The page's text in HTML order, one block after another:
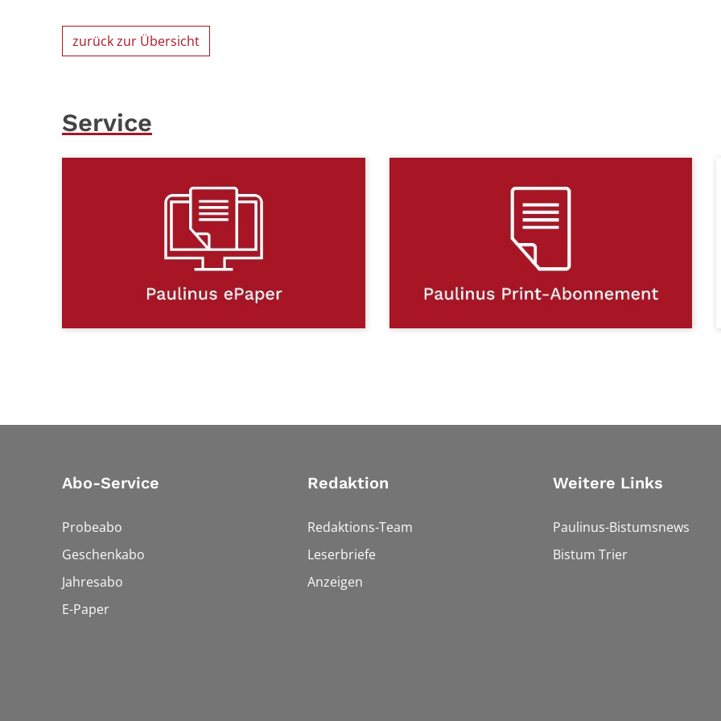
zurück zur Übersicht
Service
Abo-Service
Probeabo
Geschenkabo
Jahresabo
E-Paper
Redaktion
Redaktions-Team
Leserbriefe
Anzeigen
Weitere Links
Paulinus-Bistumsnews
Bistum Trier